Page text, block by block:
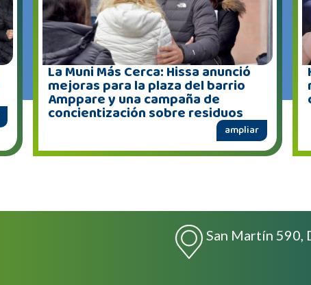
La Muni Más Cerca: Hissa anunció
mejoras para la plaza del barrio
Amppare y una campaña de
concientización sobre residuos
ampliar
San Martín 590,